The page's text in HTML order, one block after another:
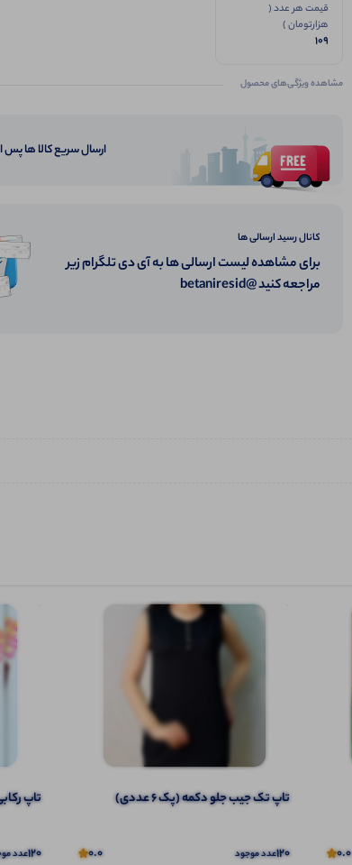
قیمت هر عدد (
هزارتومان )
109
مشاهده ویژگی‌های محصول
ارسال سریع کالا ها
کانال رسید ارسالی ها
برای مشاهده لیست ارسالی ها به آی دی تلگرام زیر
مراجعه کنید @betaniresid
0.0
تاپ تک جیب جلو دکمه (پک 6 عددی)
120عدد موجود 0.0
تاپ رکابی
120عدد